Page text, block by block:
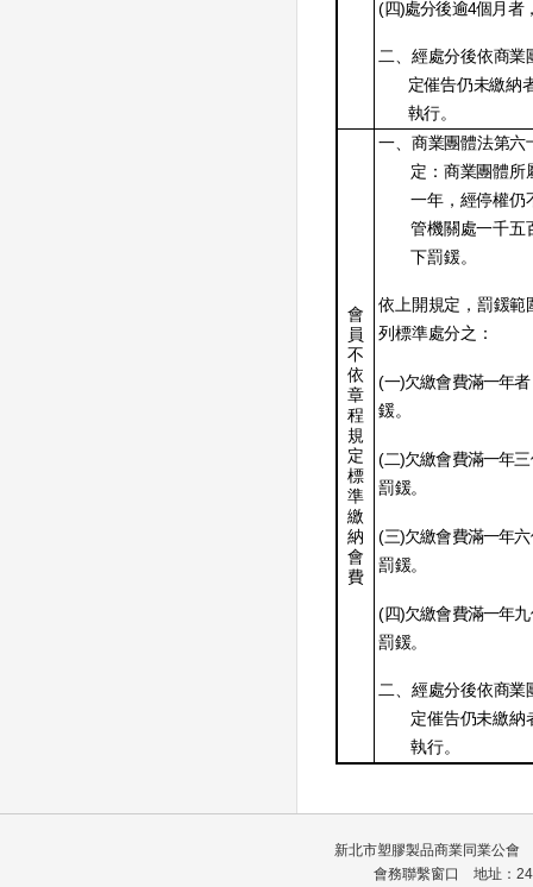
(四)處分後逾4個月者
二、經處分後依商業
定催告仍未繳納
執行。
會
員
不
依
章
程
規
定
標
準
繳
納
會
費
一、商業團體法第六
定：商業團體所
一年，經停權仍
管機關處一千五
下罰鍰。
依上開規定，罰鍰範
列標準處分之：
(一)欠繳會費滿一年
鍰。
(二)欠繳會費滿一年
罰鍰。
(三)欠繳會費滿一年
罰鍰。
(四)欠繳會費滿一年
罰鍰。
二、經處分後依商業
定催告仍未繳納
執行。
新北市塑膠製品商業同業公會
會務聯繫窗口 地址：